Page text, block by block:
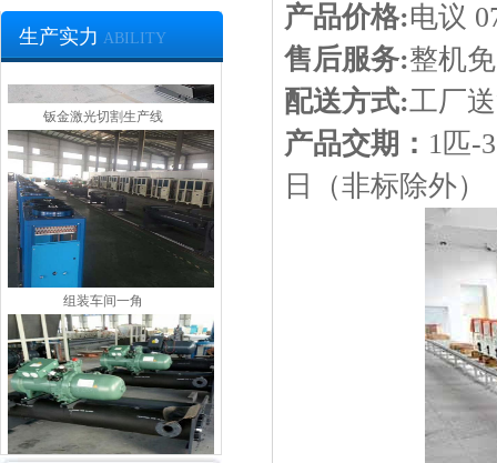
生产实力 ABILITY
钣金激光切割生产线
组装车间一角
产品价格:电议
售后服务:整机
配送方式:工厂
产品交期： 1匹-
日（非标除外）